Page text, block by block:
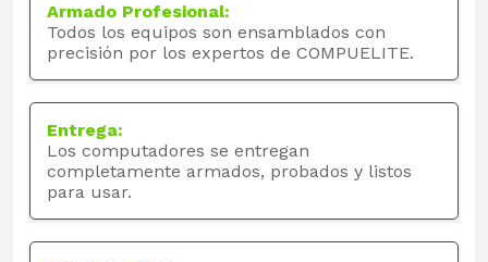
Armado Profesional:
Todos los equipos son ensamblados con
precisión por los expertos de COMPUELITE.
Entrega:
Los computadores se entregan
completamente armados, probados y listos
para usar.